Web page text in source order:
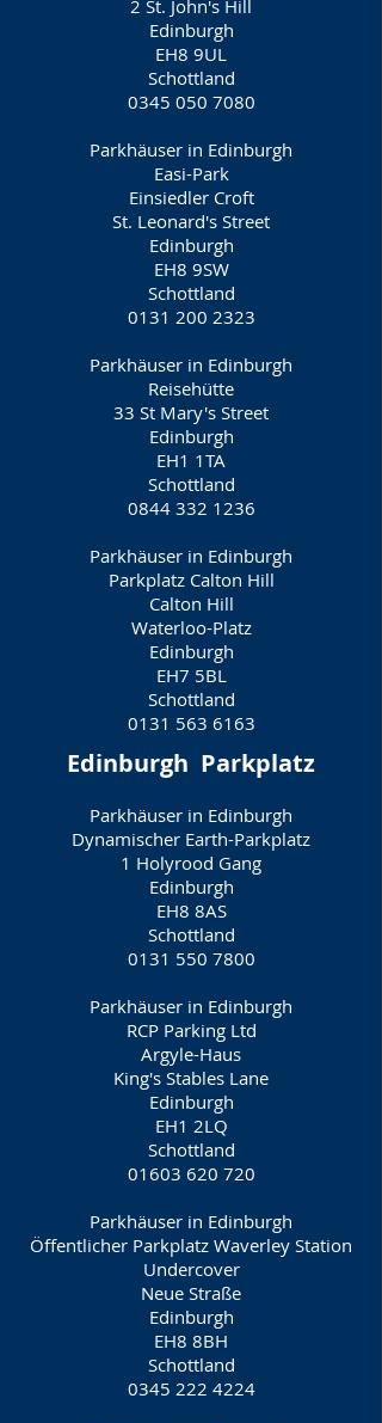
2 St. John's Hill
Edinburgh
EH8 9UL
Schottland
0345 050 7080
Parkhäuser in Edinburgh
Easi-Park
Einsiedler Croft
St. Leonard's Street
Edinburgh
EH8 9SW
Schottland
0131 200 2323
Parkhäuser in Edinburgh
Reisehütte
33 St Mary's Street
Edinburgh
EH1 1TA
Schottland
0844 332 1236
Parkhäuser in Edinburgh
Parkplatz Calton Hill
Calton Hill
Waterloo-Platz
Edinburgh
EH7 5BL
Schottland
0131 563 6163
Edinburgh Parkplatz
Parkhäuser in Edinburgh
Dynamischer Earth-Parkplatz
1 Holyrood Gang
Edinburgh
EH8 8AS
Schottland
0131 550 7800
Parkhäuser in Edinburgh
RCP Parking Ltd
Argyle-Haus
King's Stables Lane
Edinburgh
EH1 2LQ
Schottland
01603 620 720
Parkhäuser in Edinburgh
Öffentlicher Parkplatz Waverley Station
Undercover
Neue Straße
Edinburgh
EH8 8BH
Schottland
0345 222 4224